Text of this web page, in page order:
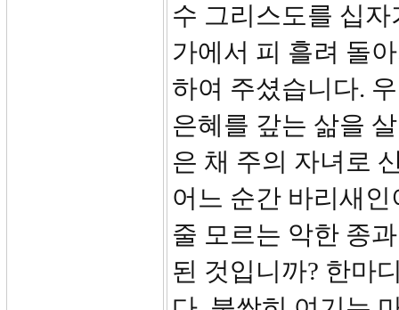
수 그리스도를 십
가에서 피 흘려 돌
하여 주셨습니다.
은혜를 갚는 삶을
은 채 주의 자녀로
어느 순간 바리새
줄 모르는 악한 종
된 것입니까? 한마